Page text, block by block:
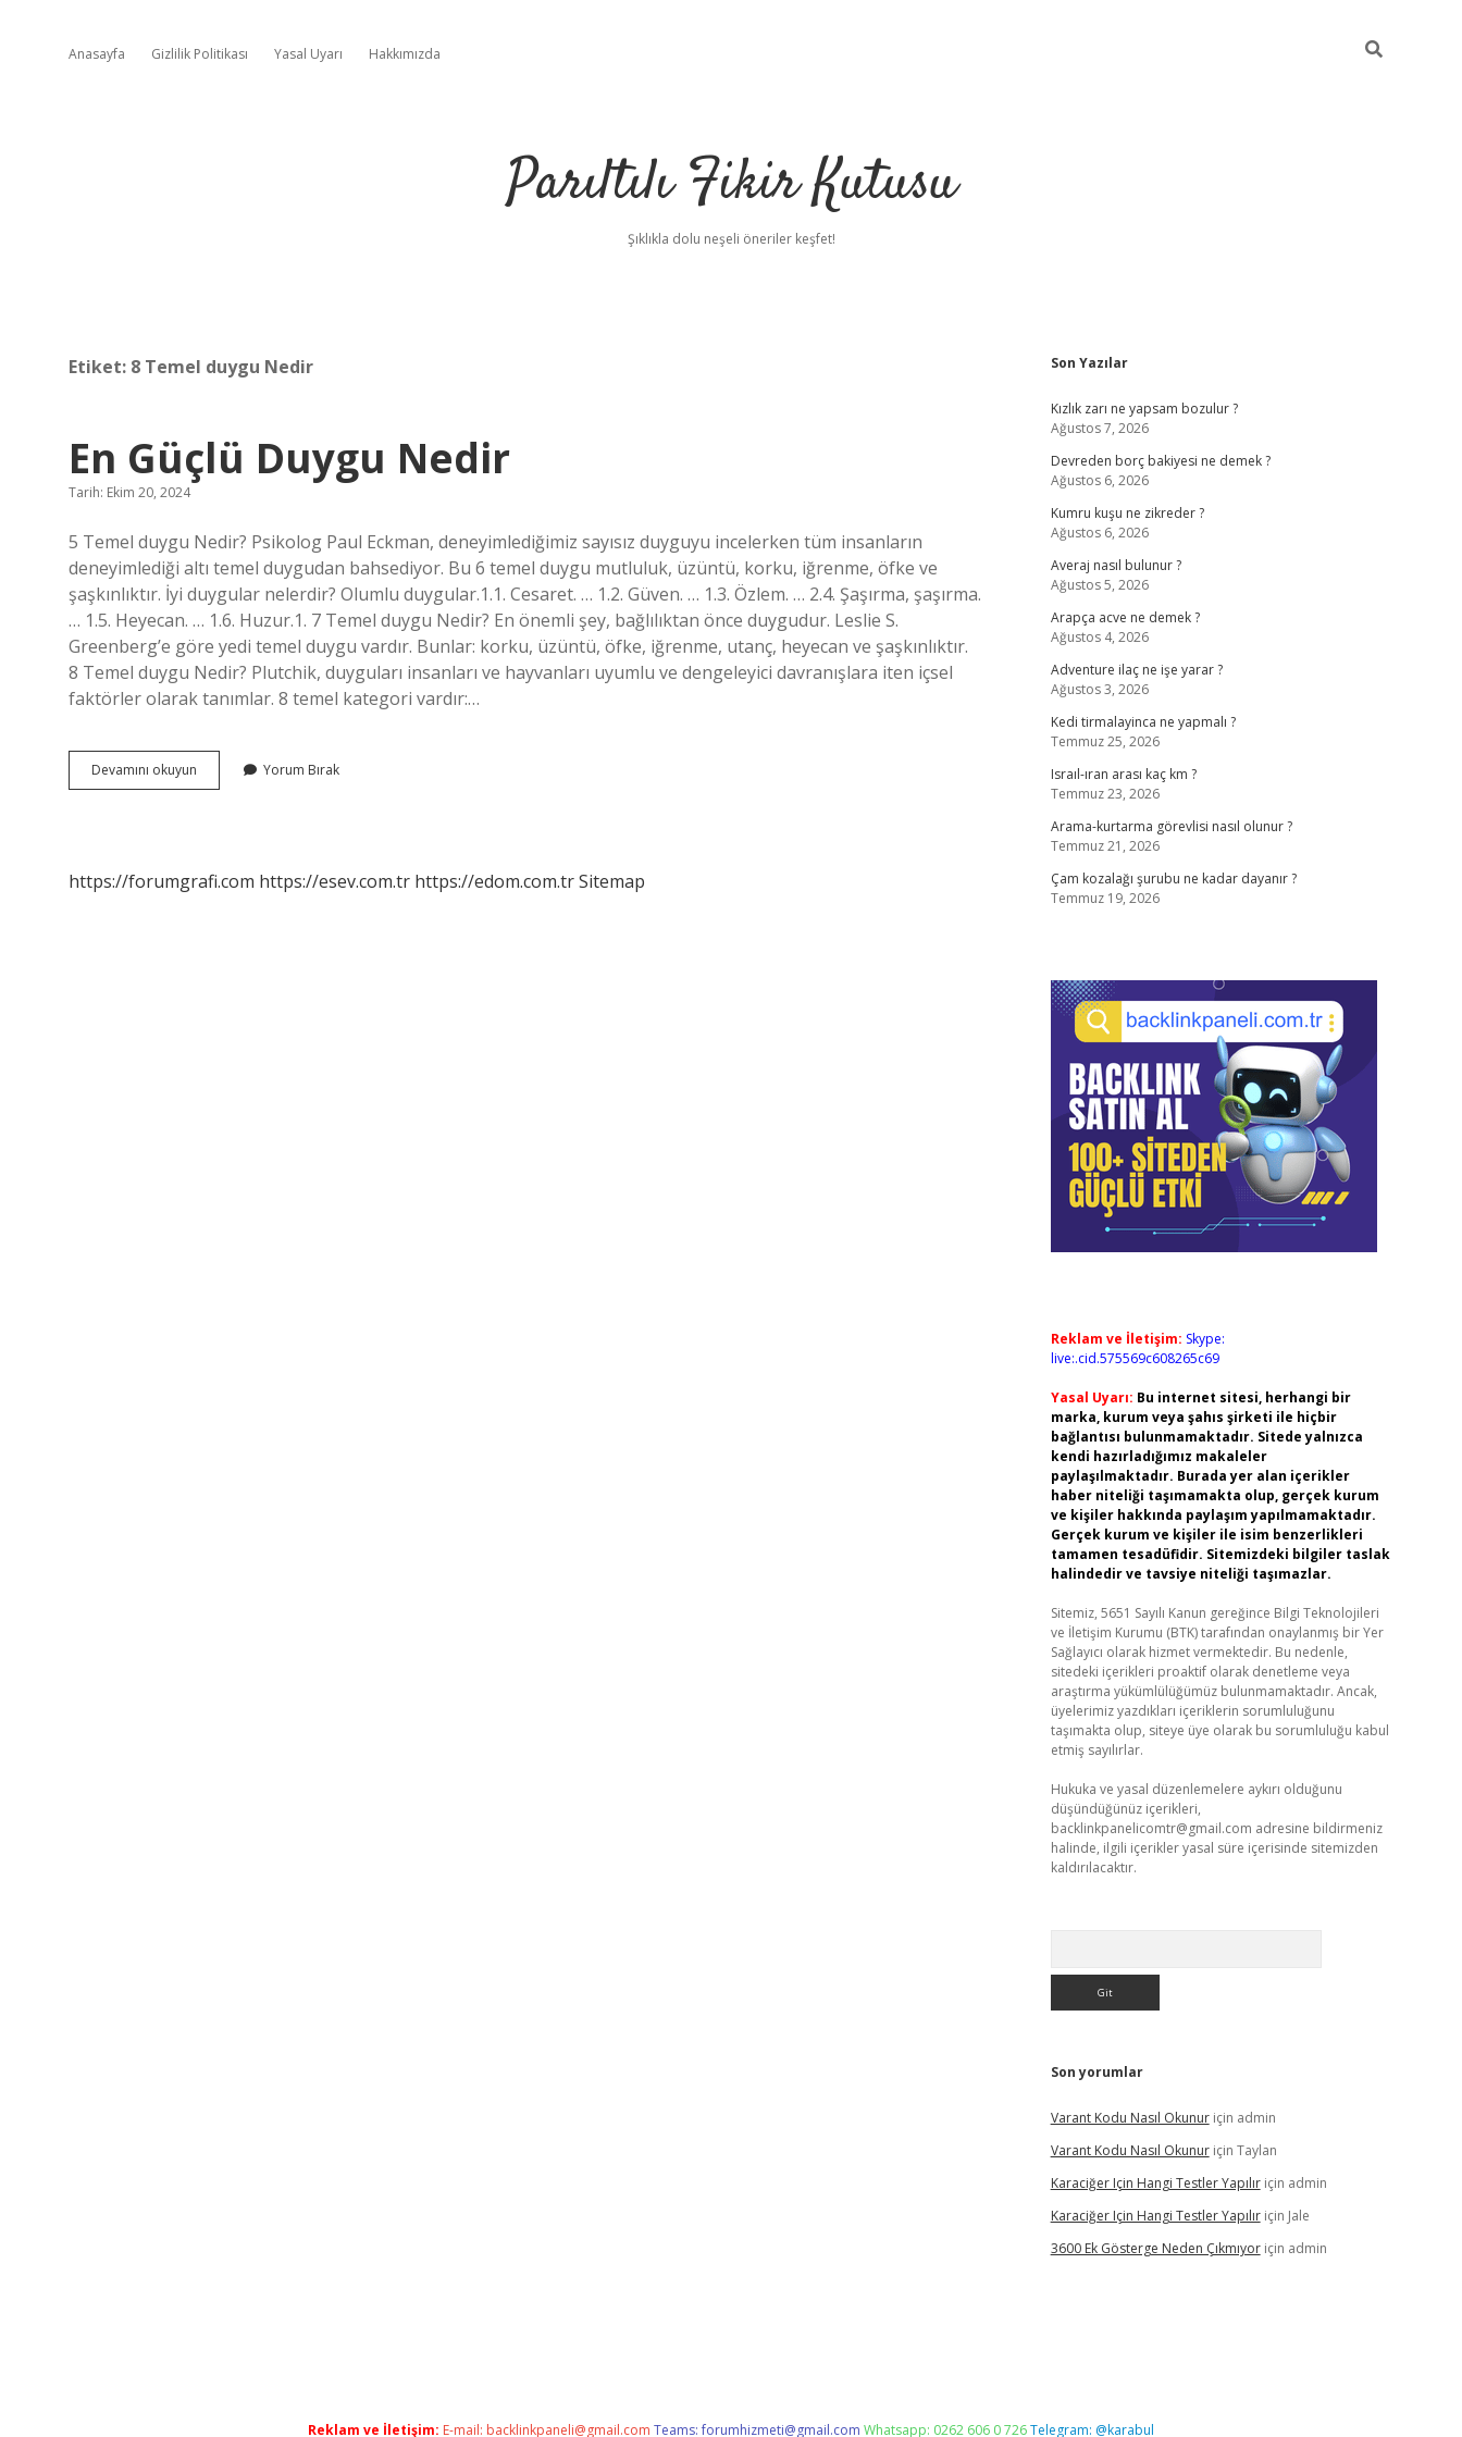
Anasayfa Gizlilik Politikası Yasal Uyarı Hakkımızda
Parıltılı Fikir Kutusu
Şıklıkla dolu neşeli öneriler keşfet!
Etiket: 8 Temel duygu Nedir
En Güçlü Duygu Nedir
Tarih: Ekim 20, 2024
5 Temel duygu Nedir? Psikolog Paul Eckman, deneyimlediğimiz sayısız duyguyu incelerken tüm insanların
deneyimlediği altı temel duygudan bahsediyor. Bu 6 temel duygu mutluluk, üzüntü, korku, iğrenme, öfke ve
şaşkınlıktır. İyi duygular nelerdir? Olumlu duygular.1.1. Cesaret. … 1.2. Güven. … 1.3. Özlem. … 2.4. Şaşırma, şaşırma.
… 1.5. Heyecan. … 1.6. Huzur.1. 7 Temel duygu Nedir? En önemli şey, bağlılıktan önce duygudur. Leslie S.
Greenberg’e göre yedi temel duygu vardır. Bunlar: korku, üzüntü, öfke, iğrenme, utanç, heyecan ve şaşkınlıktır.
8 Temel duygu Nedir? Plutchik, duyguları insanları ve hayvanları uyumlu ve dengeleyici davranışlara iten içsel
faktörler olarak tanımlar. 8 temel kategori vardır:…
Devamını okuyun
Güçlü
Yorum Bırak
https://forumgrafi.com https://esev.com.tr https://edom.com.trSitemap
Sidebar
Son Yazılar
Kızlık zarı ne yapsam bozulur ?
Ağustos 7, 2026
Devreden borç bakiyesi ne demek ?
Ağustos 6, 2026
Kumru kuşu ne zikreder ?
Ağustos 6, 2026
Averaj nasıl bulunur ?
Ağustos 5, 2026
Arapça acve ne demek ?
Ağustos 4, 2026
Adventure ilaç ne işe yarar ?
Ağustos 3, 2026
Kedi tirmalayinca ne yapmalı ?
Temmuz 25, 2026
Israıl-ıran arası kaç km ?
Temmuz 23, 2026
Arama-kurtarma görevlisi nasıl olunur ?
Temmuz 21, 2026
Çam kozalağı şurubu ne kadar dayanır ?
Temmuz 19, 2026
Reklam ve İletişim: Skype:
live:.cid.575569c608265c69
Yasal Uyarı: Bu internet sitesi, herhangi bir
marka, kurum veya şahıs şirketi ile hiçbir
bağlantısı bulunmamaktadır. Sitede yalnızca
kendi hazırladığımız makaleler
paylaşılmaktadır. Burada yer alan içerikler
haber niteliği taşımamakta olup, gerçek kurum
ve kişiler hakkında paylaşım yapılmamaktadır.
Gerçek kurum ve kişiler ile isim benzerlikleri
tamamen tesadüfidir. Sitemizdeki bilgiler taslak
halindedir ve tavsiye niteliği taşımazlar.
Sitemiz, 5651 Sayılı Kanun gereğince Bilgi Teknolojileri
ve İletişim Kurumu (BTK) tarafından onaylanmış bir Yer
Sağlayıcı olarak hizmet vermektedir. Bu nedenle,
sitedeki içerikleri proaktif olarak denetleme veya
araştırma yükümlülüğümüz bulunmamaktadır. Ancak,
üyelerimiz yazdıkları içeriklerin sorumluluğunu
taşımakta olup, siteye üye olarak bu sorumluluğu kabul
etmiş sayılırlar.
Hukuka ve yasal düzenlemelere aykırı olduğunu
düşündüğünüz içerikleri,
backlinkpanelicomtr@gmail.com adresine bildirmeniz
halinde, ilgili içerikler yasal süre içerisinde sitemizden
kaldırılacaktır.
Son yorumlar
Varant Kodu Nasıl Okunuriçin admin
Varant Kodu Nasıl Okunuriçin Taylan
Karaciğer Için Hangi Testler Yapılıriçin admin
Karaciğer Için Hangi Testler Yapılıriçin Jale
3600 Ek Gösterge Neden Çıkmıyoriçin admin
Reklam ve İletişim: E-mail: backlinkpaneli@gmail.com Teams:forumhizmeti@gmail.com Whatsapp: 0262 606 0 726Telegram: @karabul